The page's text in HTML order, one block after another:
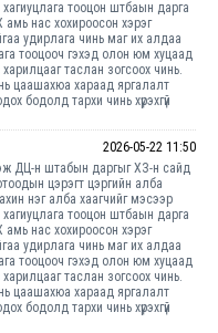
тооцон штбаын дарга
нас хохироосон хэрэг
удирлага чинь маг их алдаа
тооцооч гэхэд олон юм хуцаад
таслан зогсоох чинь.
цаашахюа хараад яргалалт
бодолд тархи чинь хүрэхгүй
2026-05-22 11:50
ДЦ-н штабын даргыг ХЗ-н сайд
цэрэгт цэргийн алба
ахин нэг алба хаагчийг мэсээр
тооцон штбаын дарга
нас хохироосон хэрэг
удирлага чинь маг их алдаа
тооцооч гэхэд олон юм хуцаад
таслан зогсоох чинь.
цаашахюа хараад яргалалт
бодолд тархи чинь хүрэхгүй